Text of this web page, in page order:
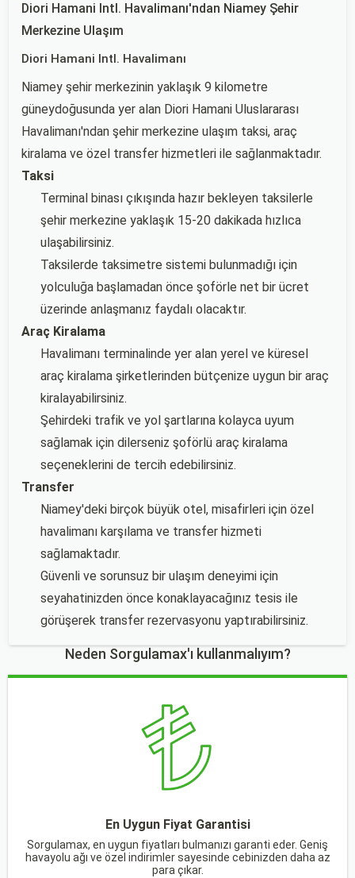
Diori Hamani Intl. Havalimanı'ndan Niamey Şehir
Merkezine Ulaşım
Diori Hamani Intl. Havalimanı
Niamey şehir merkezinin yaklaşık 9 kilometre
güneydoğusunda yer alan Diori Hamani Uluslararası
Havalimanı'ndan şehir merkezine ulaşım taksi, araç
kiralama ve özel transfer hizmetleri ile sağlanmaktadır.
Taksi
Terminal binası çıkışında hazır bekleyen taksilerle
şehir merkezine yaklaşık 15-20 dakikada hızlıca
ulaşabilirsiniz.
Taksilerde taksimetre sistemi bulunmadığı için
yolculuğa başlamadan önce şoförle net bir ücret
üzerinde anlaşmanız faydalı olacaktır.
Araç Kiralama
Havalimanı terminalinde yer alan yerel ve küresel
araç kiralama şirketlerinden bütçenize uygun bir araç
kiralayabilirsiniz.
Şehirdeki trafik ve yol şartlarına kolayca uyum
sağlamak için dilerseniz şoförlü araç kiralama
seçeneklerini de tercih edebilirsiniz.
Transfer
Niamey'deki birçok büyük otel, misafirleri için özel
havalimanı karşılama ve transfer hizmeti
sağlamaktadır.
Güvenli ve sorunsuz bir ulaşım deneyimi için
seyahatinizden önce konaklayacağınız tesis ile
görüşerek transfer rezervasyonu yaptırabilirsiniz.
Neden Sorgulamax'ı kullanmalıyım?
En Uygun Fiyat Garantisi
Sorgulamax, en uygun fiyatları bulmanızı garanti eder. Geniş
havayolu ağı ve özel indirimler sayesinde cebinizden daha az
para çıkar.